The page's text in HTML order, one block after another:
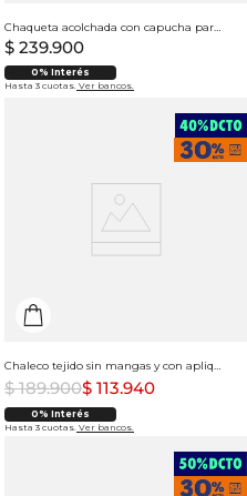
Chaqueta acolchada con capucha para mujer
$ 239.900
0% Interés
Hasta 3 cuotas. Ver bancos.
Chaleco tejido sin mangas y con apliques de piedras brillantes para mujer
$ 189.900$ 113.940
0% Interés
Hasta 3 cuotas. Ver bancos.